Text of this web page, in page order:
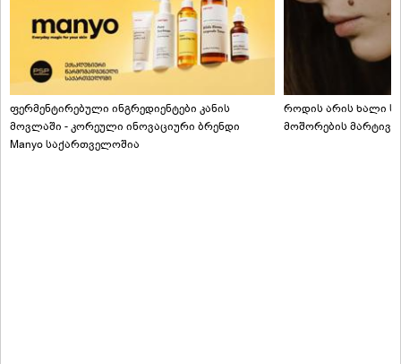
ფერმენტირებული ინგრედიენტები კანის
მოვლაში - კორეული ინოვაციური ბრენდი
Manyo საქართველოშია
როდის არის ხალი
მოშორების